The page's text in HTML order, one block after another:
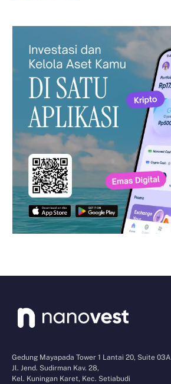
Gedung Mayapada Tower 1 Lantai 20, Suite 03A
Jl. Jend. Sudirman Kav. 28,
Kel. Kuningan Karet, Kec. Setiabudi